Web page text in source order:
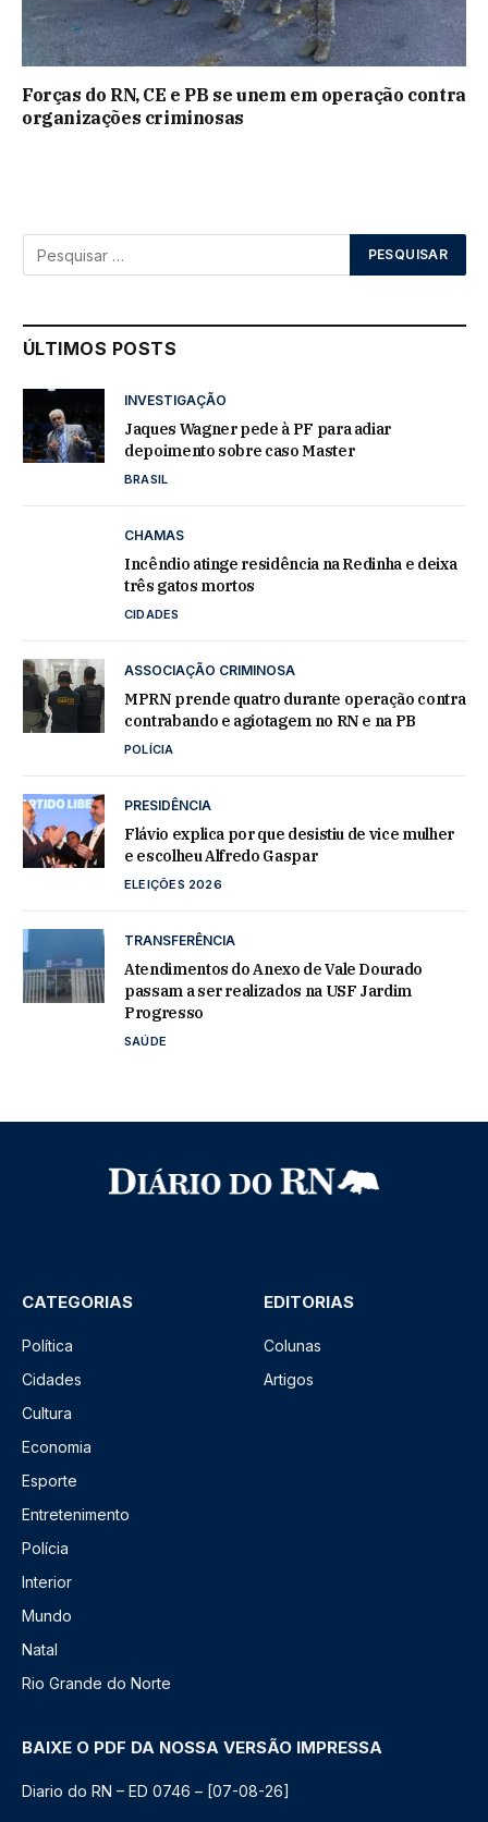
Forças do RN, CE e PB se unem em operação contra
organizações criminosas
ÚLTIMOS POSTS
INVESTIGAÇÃO
Jaques Wagner pede à PF para adiar
depoimento sobre caso Master
BRASIL
CHAMAS
Incêndio atinge residência na Redinha e deixa
três gatos mortos
CIDADES
ASSOCIAÇÃO CRIMINOSA
MPRN prende quatro durante operação contra
contrabando e agiotagem no RN e na PB
POLÍCIA
PRESIDÊNCIA
Flávio explica por que desistiu de vice mulher
e escolheu Alfredo Gaspar
ELEIÇÕES 2026
TRANSFERÊNCIA
Atendimentos do Anexo de Vale Dourado
passam a ser realizados na USF Jardim
Progresso
SAÚDE
CATEGORIAS
Política
Cidades
Cultura
Economia
Esporte
Entretenimento
Polícia
Interior
Mundo
Natal
Rio Grande do Norte
EDITORIAS
Colunas
Artigos
BAIXE O PDF DA NOSSA VERSÃO IMPRESSA
Diario do RN – ED 0746 – [07-08-26]